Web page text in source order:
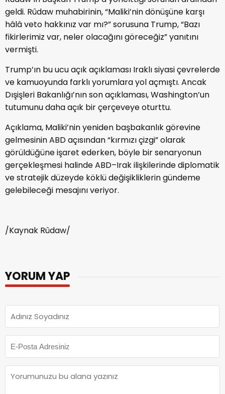
geldi. Rûdaw muhabirinin, “Maliki’nin dönüşüne karşı
hâlâ veto hakkınız var mı?” sorusuna Trump, “Bazı
fikirlerimiz var, neler olacağını göreceğiz” yanıtını
vermişti.
Trump’ın bu ucu açık açıklaması Iraklı siyasi çevrelerde
ve kamuoyunda farklı yorumlara yol açmıştı. Ancak
Dışişleri Bakanlığı’nın son açıklaması, Washington’un
tutumunu daha açık bir çerçeveye oturttu.
Açıklama, Maliki’nin yeniden başbakanlık görevine
gelmesinin ABD açısından “kırmızı çizgi” olarak
görüldüğüne işaret ederken, böyle bir senaryonun
gerçekleşmesi halinde ABD–Irak ilişkilerinde diplomatik
ve stratejik düzeyde köklü değişikliklerin gündeme
gelebileceği mesajını veriyor.
/Kaynak Rûdaw/
YORUM YAP